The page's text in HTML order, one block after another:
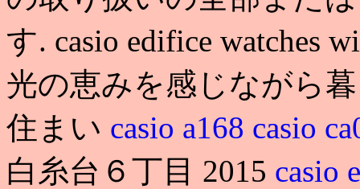
す. casio edifice watches
光の恵みを感じながら
住まい casio a168 casio
白糸台６丁目 2015 casio